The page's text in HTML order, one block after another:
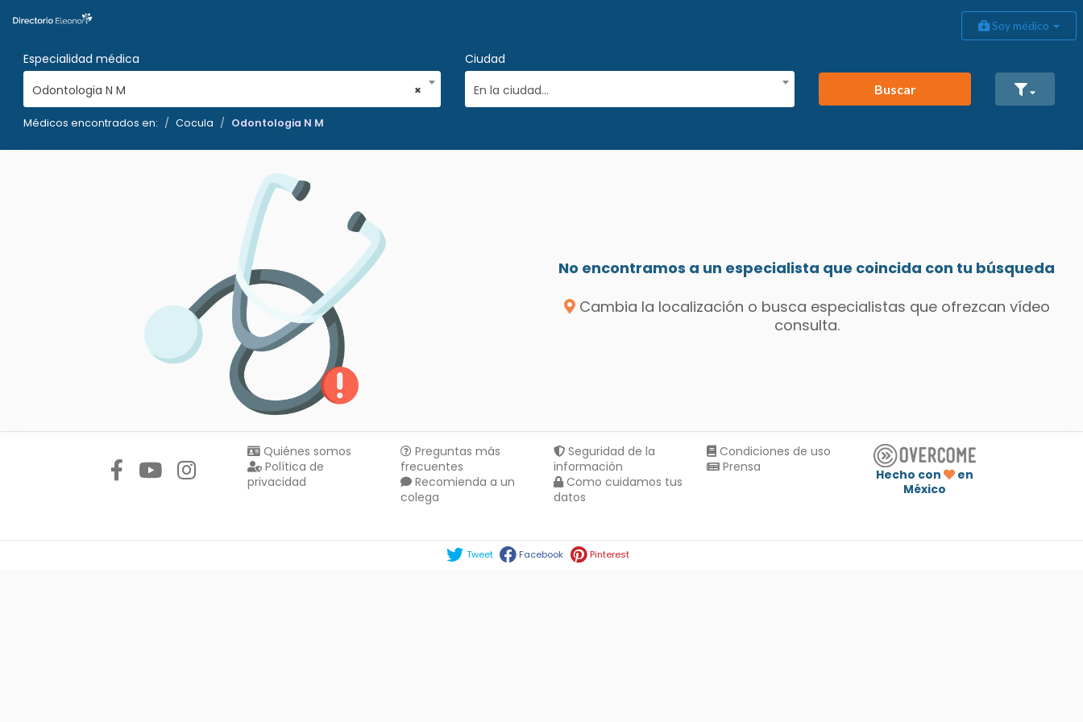
Soy médico
Especialidad médica
×
Odontologia N M
Ciudad
En la ciudad...
Buscar
Médicos encontrados en: Cocula Odontologia N M
No encontramos a un especialista que coincida con tu búsqueda
Cambia la localización o busca especialistas que ofrezcan vídeo
consulta.
Quiénes somos
Política de
privacidad
Preguntas más
frecuentes
Recomienda a un
colega
Seguridad de la
información
Como cuidamos tus
datos
Condiciones de uso
Prensa
Hecho con
en
México
Tweet Facebook Pinterest